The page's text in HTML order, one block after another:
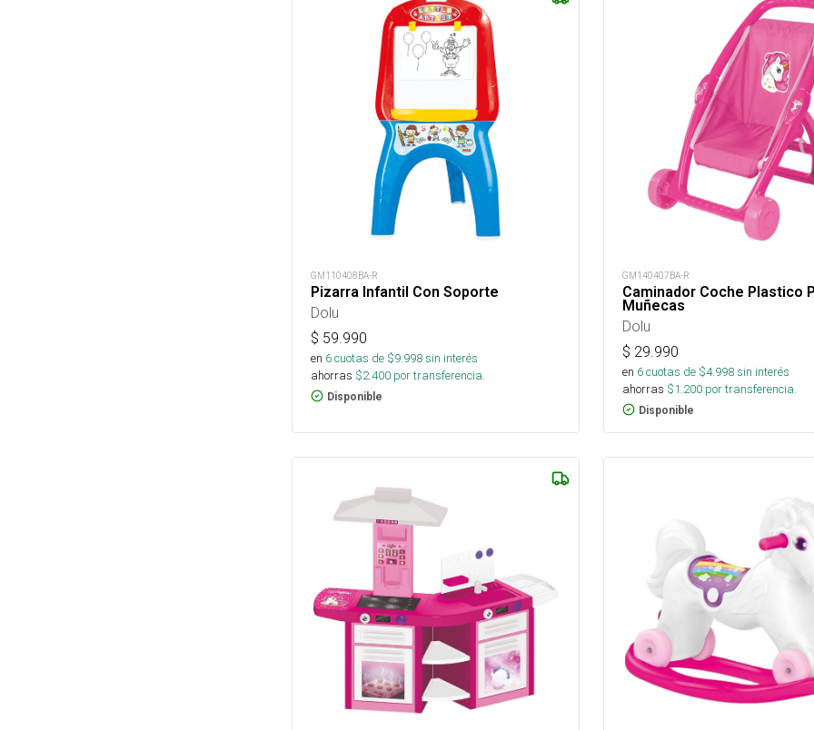
GM110408BA-R
Pizarra Infantil Con Soporte
Dolu
$ 59.990
en 6cuotas de $9.998sin interés
ahorras $2.400 por transferencia.
Disponible
GM140407BA-R
Caminador Coche Plastico
Muñecas
Dolu
$ 29.990
en 6cuotas de $4.998sin interés
ahorras $1.200por transferencia.
Disponible